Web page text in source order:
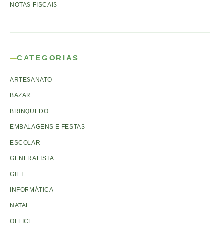
NOTAS FISCAIS
CATEGORIAS
ARTESANATO
BAZAR
BRINQUEDO
EMBALAGENS E FESTAS
ESCOLAR
GENERALISTA
GIFT
INFORMÁTICA
NATAL
OFFICE